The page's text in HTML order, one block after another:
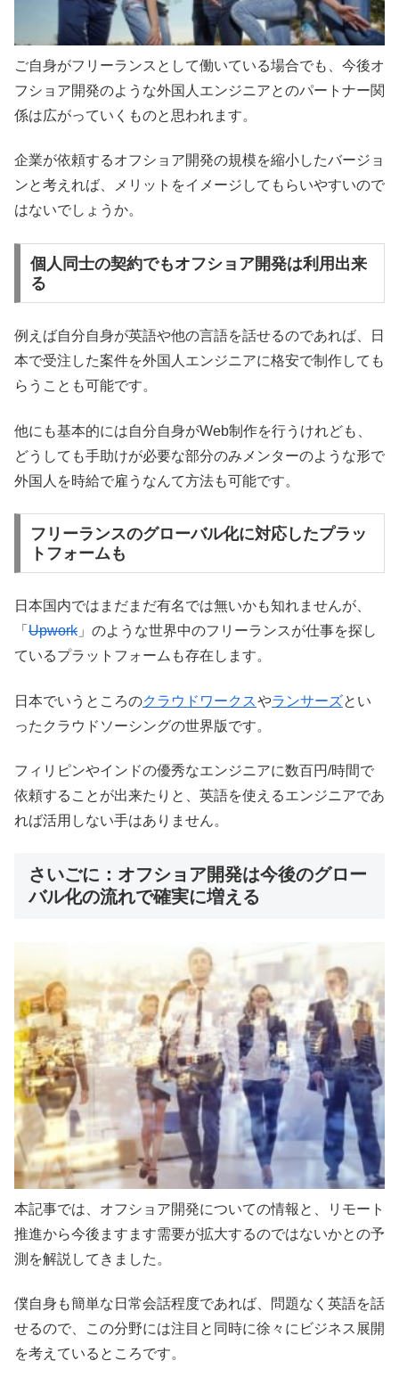
ご自身がフリーランスとして働いている場合でも、今後オ
フショア開発のような外国人エンジニアとのパートナー関
係は広がっていくものと思われます。
企業が依頼するオフショア開発の規模を縮小したバージョ
ンと考えれば、メリットをイメージしてもらいやすいので
はないでしょうか。
個人同士の契約でもオフショア開発は利用出来
る
例えば自分自身が英語や他の言語を話せるのであれば、日
本で受注した案件を外国人エンジニアに格安で制作しても
らうことも可能です。
他にも基本的には自分自身がWeb制作を行うけれども、
どうしても手助けが必要な部分のみメンターのような形で
外国人を時給で雇うなんて方法も可能です。
フリーランスのグローバル化に対応したプラッ
トフォームも
日本国内ではまだまだ有名では無いかも知れませんが、
「 Upwork 」のような世界中のフリーランスが仕事を探し
ているプラットフォームも存在します。
日本でいうところのクラウドワークスやランサーズとい
ったクラウドソーシングの世界版です。
フィリピンやインドの優秀なエンジニアに数百円/時間で
依頼することが出来たりと、英語を使えるエンジニアであ
れば活用しない手はありません。
さいごに：オフショア開発は今後のグロー
バル化の流れで確実に増える
本記事では、オフショア開発についての情報と、リモート
推進から今後ますます需要が拡大するのではないかとの予
測を解説してきました。
僕自身も簡単な日常会話程度であれば、問題なく英語を話
せるので、この分野には注目と同時に徐々にビジネス展開
を考えているところです。